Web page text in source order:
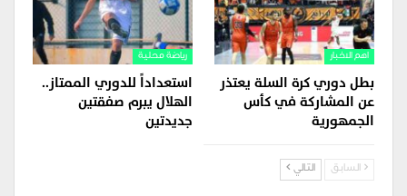
اهم الاخبار
بطل دوري كرة السلة يعتذر
عن المشاركة في كأس
الجمهورية
رياضة محلية
استعداداً للدوري الممتاز..
الهلال يبرم صفقتين
جديدتين
السابق التالي